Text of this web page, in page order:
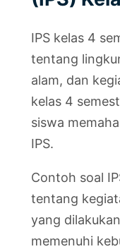
IPS kelas 4
tentang
alam, dan
kelas 4
siswa
IPS.
Contoh soal
tentang
yang
memenuhi